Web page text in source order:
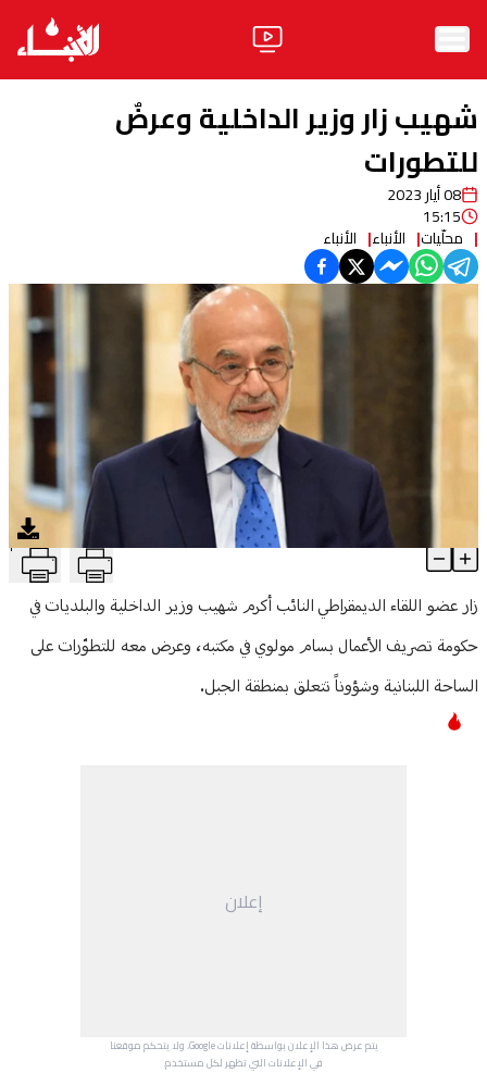
الأخبار
ثقافة ومجتمع
منوعات
آراء
فيديو
مواقف
وليد جنبلاطالحزب
ابحث
شهيب زار وزير الداخلية وعرضٌ
للتطورات
08 أيار 2023
15:15
محلّيات الأنباء الأنباء
شهيب زار وزير الداخلية وعرضٌ للتطورات T
Article Content
زار عضو اللقاء الديمقراطي النائب أكرم شهيب وزير الداخلية والبلديات في
حكومة تصريف الأعمال بسام مولوي في مكتبه، وعرض معه للتطوّرات على
الساحة اللبنانية وشؤوناً تتعلق بمنطقة الجبل.
إعلان
يتم عرض هذا الإعلان بواسطة إعلانات Google، ولا يتحكم موقعنا
في الإعلانات التي تظهر لكل مستخدم.